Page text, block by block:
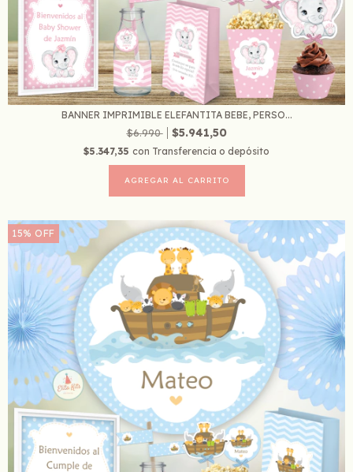
BANNER IMPRIMIBLE ELEFANTITA BEBE, PERSO...
$6.990
$5.941,50
$5.347,35 con Transferencia o depósito
15% OFF